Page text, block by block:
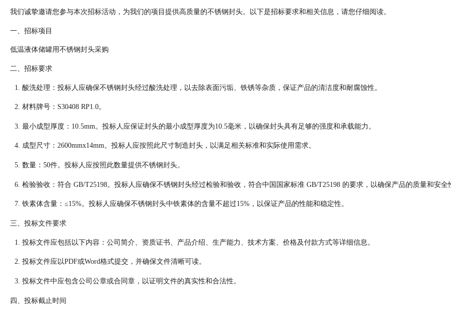
我们诚挚邀请您参与本次招标活动，为我们的项目提供高质量的不锈钢封头。以下是招标要求和相关信息，请您仔细阅读。
一、招标项目
低温液体储罐用不锈钢封头采购
二、招标要求
酸洗处理：投标人应确保不锈钢封头经过酸洗处理，以去除表面污垢、铁锈等杂质，保证产品的清洁度和耐腐蚀性。
材料牌号：S30408 RP1.0。
最小成型厚度：10.5mm。投标人应保证封头的最小成型厚度为10.5毫米，以确保封头具有足够的强度和承载能力。
成型尺寸：2600mmx14mm。投标人应按照此尺寸制造封头，以满足相关标准和实际使用需求。
数量：50件。投标人应按照此数量提供不锈钢封头。
检验验收：符合 GB/T25198。投标人应确保不锈钢封头经过检验和验收，符合中国国家标准 GB/T25198 的要求，以确保产品的质量和安全
铁素体含量：≤15%。投标人应确保不锈钢封头中铁素体的含量不超过15%，以保证产品的性能和稳定性。
三、投标文件要求
投标文件应包括以下内容：公司简介、资质证书、产品介绍、生产能力、技术方案、价格及付款方式等详细信息。
投标文件应以PDF或Word格式提交，并确保文件清晰可读。
投标文件中应包含公司公章或合同章，以证明文件的真实性和合法性。
四、投标截止时间